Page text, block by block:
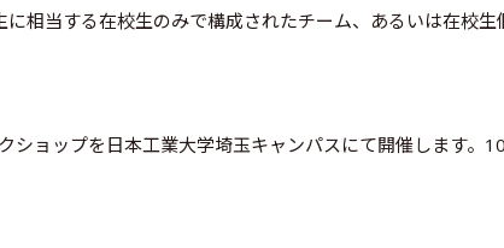
当する在校生のみで構成されたチーム、あるいは在校生
ョップを日本工業大学埼玉キャンパスにて開催します。